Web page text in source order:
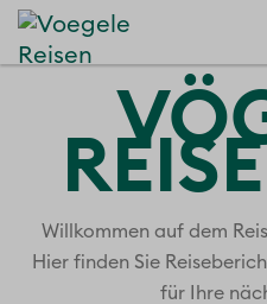
Willkommen auf dem
Hier finden Sie
für Ihre